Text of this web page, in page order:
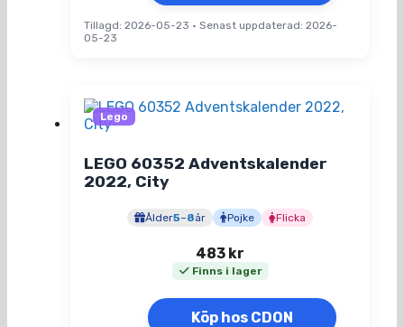
Tillagd: 2026-05-23 • Senast uppdaterad: 2026-
05-23
Lego
LEGO 60352 Adventskalender
2022, City
Ålder5–8år Pojke Flicka
483 kr
Finns i lager
Köp hos CDON